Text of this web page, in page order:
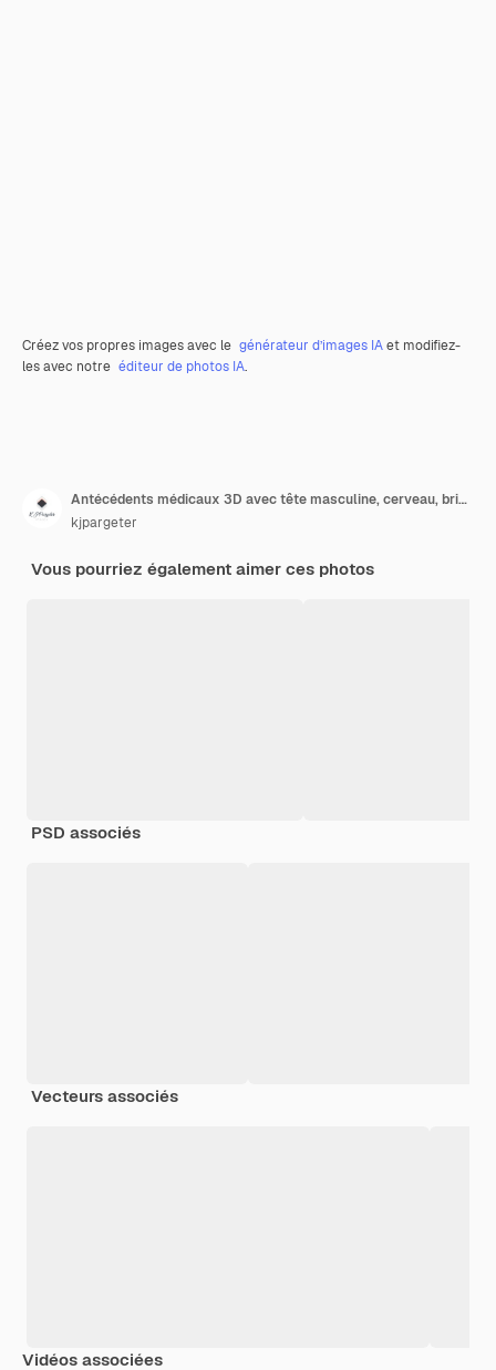
Créez vos propres images avec le générateur d’images IAet modifiez-
les avec notre éditeur de photos IA.
Antécédents médicaux 3D avec tête masculine, cerveau, brins d'ADN et cellules virales
kjpargeter
Vous pourriez également aimer ces photos
PSD associés
Vecteurs associés
Vidéos associées